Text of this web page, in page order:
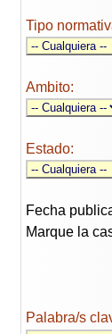
Tipo
Ambito:
Estado:
Fecha
Marque la
Palabra/s